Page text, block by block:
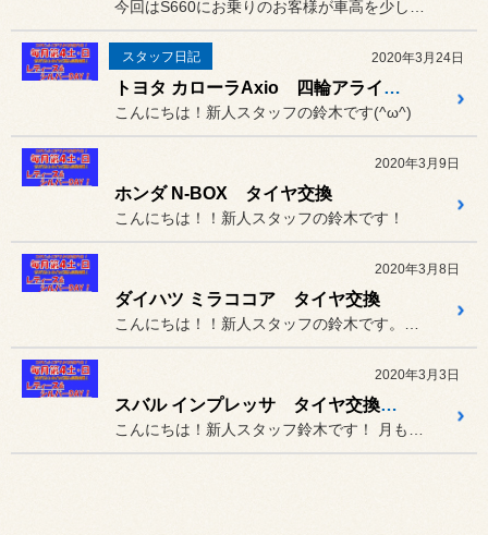
スタッフ日記 2020年3月24日
トヨタ カローラAxio 四輪アライメント測定・調整
こんにちは！新人スタッフの鈴木です(^ω^)
2020年3月9日
ホンダ N-BOX タイヤ交換
こんにちは！！新人スタッフの鈴木です！
2020年3月8日
ダイハツ ミラココア タイヤ交換
2020年3月3日
スバル インプレッサ タイヤ交換＆四輪アライメント測定・調整